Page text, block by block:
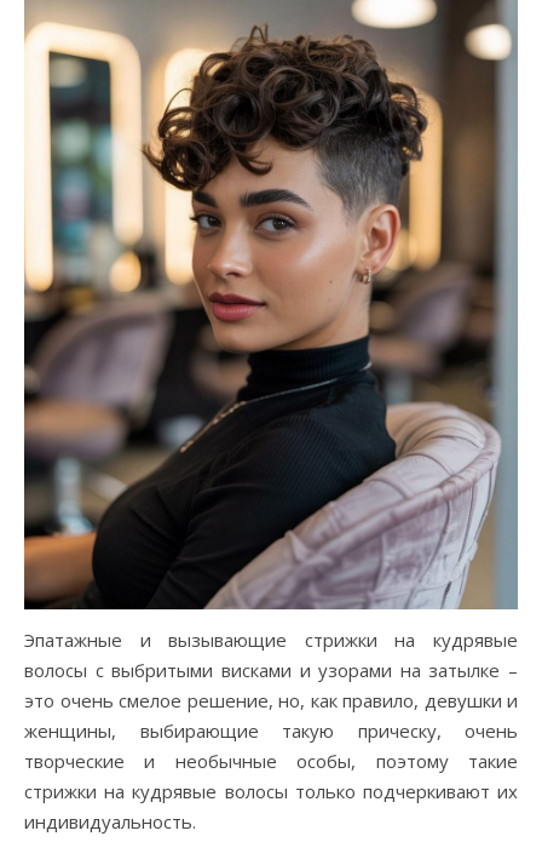
Эпатажные и вызывающие стрижки на кудрявые
волосы с выбритыми висками и узорами на затылке –
это очень смелое решение, но, как правило, девушки и
женщины, выбирающие такую прическу, очень
творческие и необычные особы, поэтому такие
стрижки на кудрявые волосы только подчеркивают их
индивидуальность.